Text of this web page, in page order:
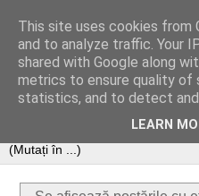
This site uses cookies from
and to analyze traffic. Your
shared with Google along
metrics to ensure quality of
statistics, and to detect and
LEARN